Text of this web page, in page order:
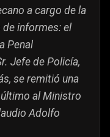
a cargo de la
informes: el
Penal
Jefe de Policía,
se remitió una
al Ministro
Adolfo